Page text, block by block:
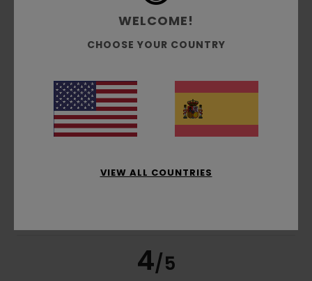
Relación calidad-precio
Color: 4
Recomiendo este producto
4 /5
Mostrar original - Français
4/5
WELCOME!
CHOOSE YOUR COUNTRY
VIEW ALL COUNTRIES